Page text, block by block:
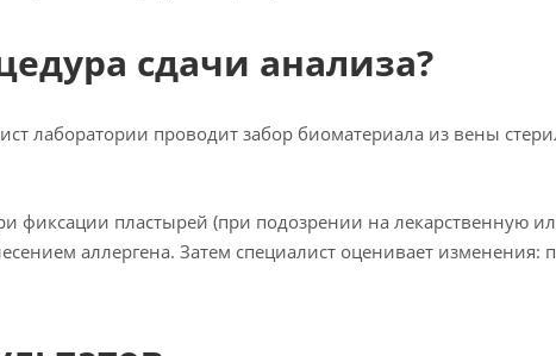
сдачи анализа?
лаборатории проводит забор биоматериала из вены
фиксации пластырей (при подозрении на лекарственную
аллергена. Затем специалист оценивает изменения: